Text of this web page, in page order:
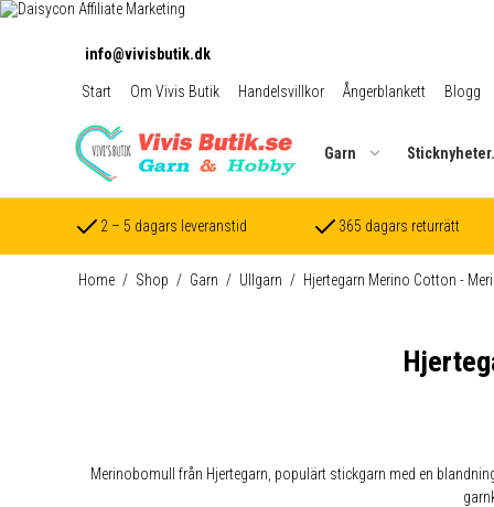
info@vivisbutik.dk
Start Om Vivis Butik Handelsvillkor Ångerblankett Blogg
Garn
2 – 5 dagars leveranstid 365 dagars returrätt
Home / Shop / Garn / Ullgarn / Hjertegarn Merino Cotton -
Merinobomull från Hjertegarn, populärt stickgarn med en